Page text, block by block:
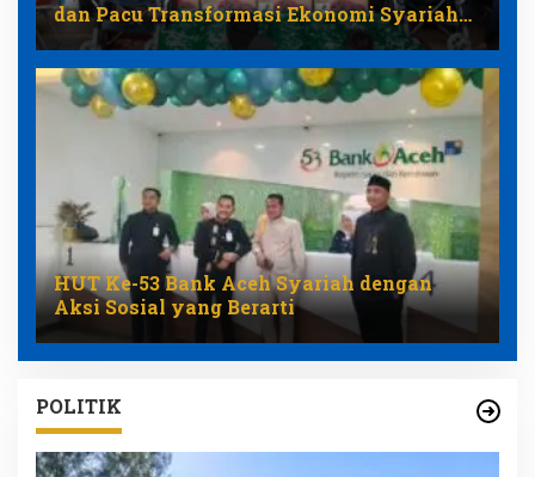
dan Pacu Transformasi Ekonomi Syariah
Aceh
HUT Ke-53 Bank Aceh Syariah dengan
Aksi Sosial yang Berarti
POLITIK